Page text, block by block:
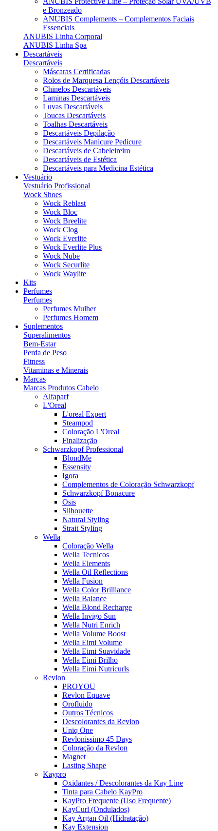
e Bronzeado
ANUBIS Complements – Complementos Faciais
Essenciais
ANUBIS Linha Corporal
ANUBIS Linha Spa
Descartáveis
Descartáveis
Máscaras Certificadas
Rolos de Marquesa Lençóis Descartáveis
Chinelos Descartáveis
Laminas Descartáveis
Luvas Descartáveis
Toucas Descartáveis
Toalhas Descartáveis
Descartáveis Depilação
Descartáveis Manicure Pedicure
Descartáveis de Cabeleireiro
Descartáveis de Estética
Descartáveis para Medicina Estética
Vestuário
Vestuário Profissional
Wock Shoes
Wock Reblast
Wock Bloc
Wock Breelite
Wock Clog
Wock Everlite
Wock Everlite Plus
Wock Nube
Wock Securlite
Wock Waylite
Kits
Perfumes
Perfumes
Perfumes Mulher
Perfumes Homem
Suplementos
Superalimentos
Bem-Estar
Perda de Peso
Fitness
Vitaminas e Minerais
Marcas
Marcas Produtos Cabelo
Alfaparf
L'Oreal
L'oreal Expert
Steampod
Coloração L'Oreal
Finalização
Schwarzkopf Professional
BlondMe
Essensity
Igora
Complementos de Coloração Schwarzkopf
Schwarzkopf Bonacure
Osis
Silhouette
Natural Styling
Strait Styling
Wella
Coloração Wella
Wella Tecnicos
Wella Elements
Wella Oil Reflections
Wella Fusion
Wella Color Brilliance
Wella Balance
Wella Blond Recharge
Wella Invigo Sun
Wella Nutri Enrich
Wella Volume Boost
Wella Eimi Volume
Wella Eimi Suavidade
Wella Eimi Brilho
Wella Eimi Nutricurls
Revlon
PROYOU
Revlon Equave
Orofluido
Outros Técnicos
Descolorantes da Revlon
Uniq One
Revlonissimo 45 Days
Coloração da Revlon
Magnet
Lasting Shape
Kaypro
Oxidantes / Descolorantes da Kay Line
Tinta para Cabelo KayPro
KayPro Frequente (Uso Frequente)
KayCurl (Ondulados)
Kay Argan Oil (Hidratação)
Kay Extension